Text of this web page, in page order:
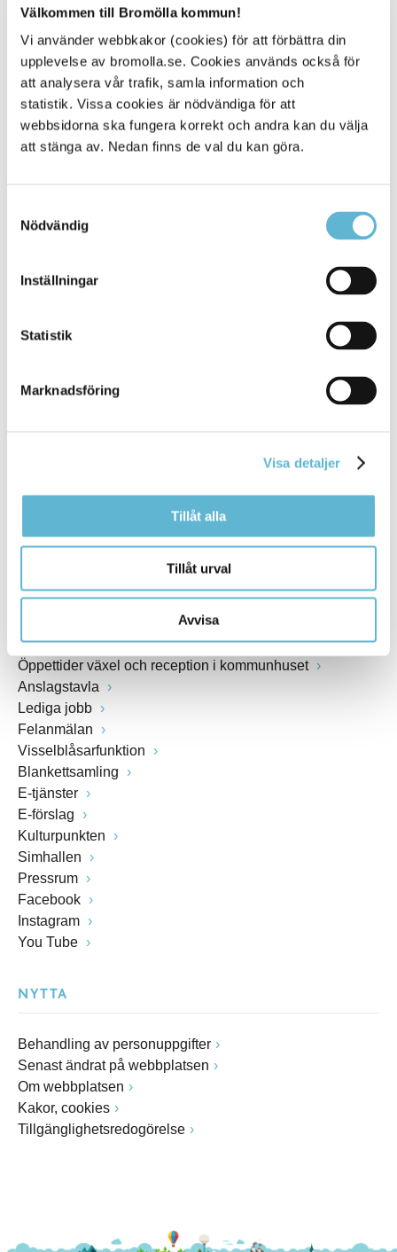
Välkommen till Bromölla kommun!
Vi använder webbkakor (cookies) för att förbättra din
upplevelse av bromolla.se. Cookies används också för
att analysera vår trafik, samla information och
statistik. Vissa cookies är nödvändiga för att
webbsidorna ska fungera korrekt och andra kan du välja
att stänga av. Nedan finns de val du kan göra.
Nödvändig
Inställningar
Statistik
Marknadsföring
Visa detaljer
Tillåt alla
Tillåt urval
Avvisa
Alla platser
KONTAKT
Besöksadress
Box 18, 295 21 Bromölla
Fax: 0456-82 22 00
Öppettider växel och reception i kommunhuset
Anslagstavla
Lediga jobb
Felanmälan
Visselblåsarfunktion
Blankettsamling
E-tjänster
E-förslag
Kulturpunkten
Simhallen
Pressrum
Facebook
Instagram
You Tube
NYTTA
Behandling av personuppgifter
Senast ändrat på webbplatsen
Om webbplatsen
Kakor, cookies
Tillgänglighetsredogörelse